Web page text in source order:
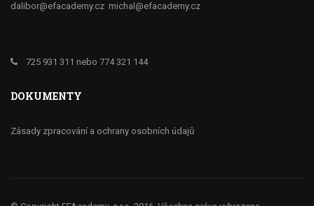
dalibor@efacademy.cz michal@efacademy.cz
725 931 311 nebo 774 321 144
DOKUMENTY
Zásady zpracování a ochrany osobních údajů